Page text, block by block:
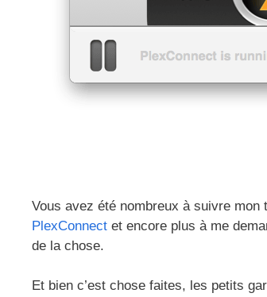
Vous avez été nombreux à suivre
PlexConnect et encore plus à me
de la chose.
Et bien c’est chose faites, les petits